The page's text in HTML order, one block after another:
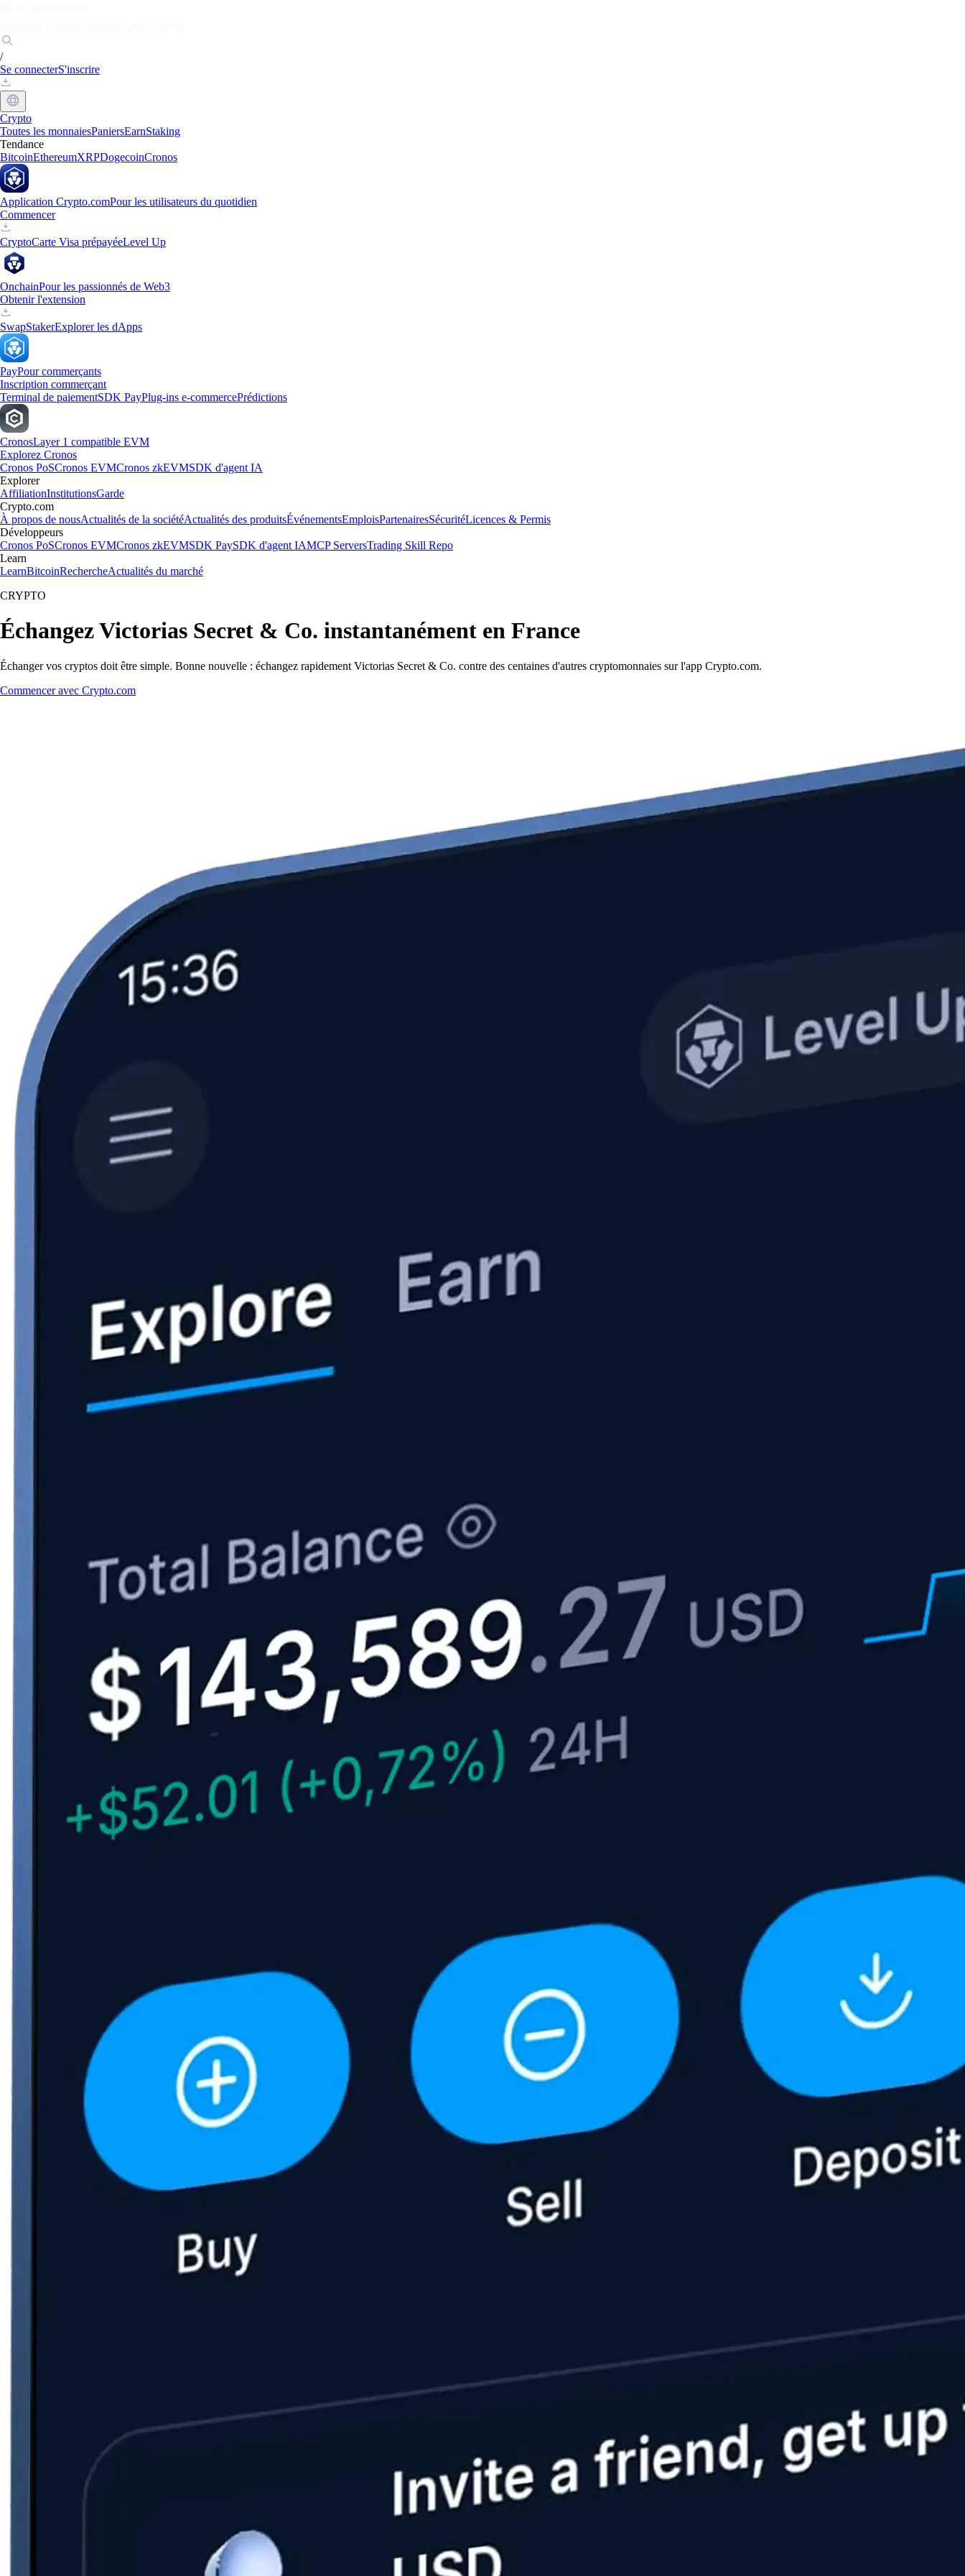
/
Se connecterS'inscrire
Crypto
Toutes les monnaiesPaniersEarnStaking
Tendance
BitcoinEthereumXRPDogecoinCronos
Application Crypto.comPour les utilisateurs du quotidien
Commencer
CryptoCarte Visa prépayéeLevel Up
OnchainPour les passionnés de Web3
Obtenir l'extension
SwapStakerExplorer les dApps
PayPour commerçants
Inscription commerçant
Terminal de paiementSDK PayPlug-ins e-commercePrédictions
CronosLayer 1 compatible EVM
Explorez Cronos
Cronos PoSCronos EVMCronos zkEVMSDK d'agent IA
Explorer
AffiliationInstitutionsGarde
Crypto.com
À propos de nousActualités de la sociétéActualités des produitsÉvénementsEmploisPartenairesSécuritéLicences & Permis
Développeurs
Cronos PoSCronos EVMCronos zkEVMSDK PaySDK d'agent IAMCP ServersTrading Skill Repo
Learn
LearnBitcoinRechercheActualités du marché
CRYPTO
Échangez Victorias Secret & Co. instantanément en France
Échanger vos cryptos doit être simple. Bonne nouvelle : échangez rapidement Victorias Secret & Co. contre des centaines d'autres cryptomonnaies sur l'app Crypto.com.
Commencer avec Crypto.com